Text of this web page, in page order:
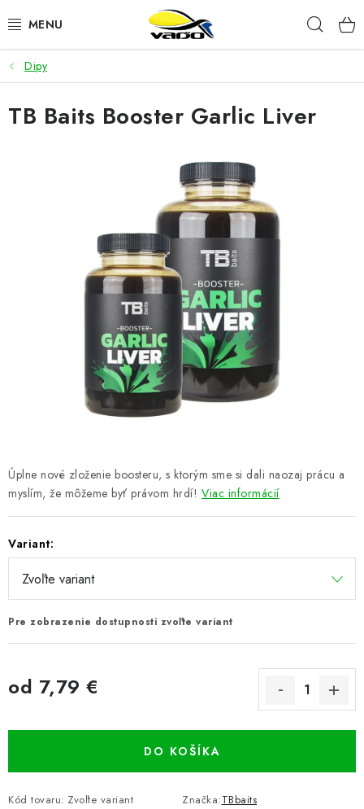
na
ŽIVÁ NÁSTRAHA
BIŽUTÉRIA
PRETEKÁRSKE SEDAČKY
NAVIJAKY
KONTAKTY
ZNAČKY
Navštívte našu predajňu vo Dvoroch nad Žitavou »
Dipy
Úplne nové zloženie boosteru, s ktorým sme si dali naozaj prácu a
myslím, že môžeme byť právom hrdí! Viac informácií
Variant:
Pre zobrazenie dostupnosti zvoľte variant
od 7,79 €
DO KOŠÍKA
Kód tovaru: Zvoľte variant Značka:TBbaits
TB Baits Booster Garlic Liver